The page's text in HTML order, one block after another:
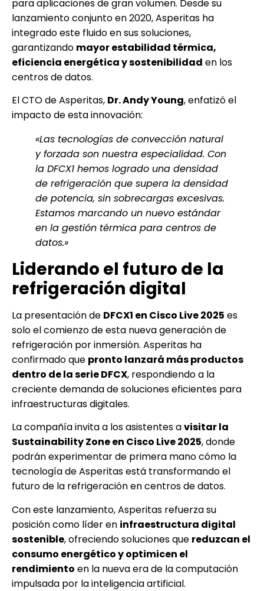
para aplicaciones de gran volumen. Desde su
lanzamiento conjunto en 2020, Asperitas ha
integrado este fluido en sus soluciones,
garantizando mayor estabilidad térmica,
eficiencia energética y sostenibilidad en los
centros de datos.
El CTO de Asperitas, Dr. Andy Young, enfatizó el
impacto de esta innovación:
«Las tecnologías de convección natural
y forzada son nuestra especialidad. Con
la DFCX1 hemos logrado una densidad
de refrigeración que supera la densidad
de potencia, sin sobrecargas excesivas.
Estamos marcando un nuevo estándar
en la gestión térmica para centros de
datos.»
Liderando el futuro de la
refrigeración digital
La presentación de DFCX1 en Cisco Live 2025 es
solo el comienzo de esta nueva generación de
refrigeración por inmersión. Asperitas ha
confirmado que pronto lanzará más productos
dentro de la serie DFCX, respondiendo a la
creciente demanda de soluciones eficientes para
infraestructuras digitales.
La compañía invita a los asistentes avisitar la
Sustainability Zone en Cisco Live 2025, donde
podrán experimentar de primera mano cómo la
tecnología de Asperitas está transformando el
futuro de la refrigeración en centros de datos.
Con este lanzamiento, Asperitas refuerza su
posición como líder en infraestructura digital
sostenible, ofreciendo soluciones que reduzcan el
consumo energético y optimicen el
rendimiento en la nueva era de la computación
impulsada por la inteligencia artificial.